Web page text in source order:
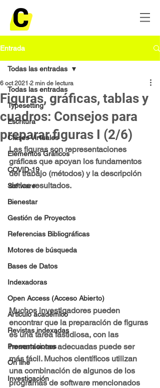
Entrada
Todas las entradas
Typesetting
Escritura
Clases Virtuales
Elementos Gráficos
COVID-19
Software
Bienestar
Gestión de Proyectos
Referencias Bibliográficas
Motores de búsqueda
Bases de Datos
Indexadoras
Open Access (Acceso Abierto)
Artículo académico
Revistas indexadas
Presentaciones
On line
Investigación
Todas las entradas
Figuras, gráficas, tablas y
cuadros: Consejos para
preparar figuras I (2/6)
6 oct 2021 2 min de lectura
Las figuras son representaciones
gráficas que apoyan los fundamentos
del trabajo (métodos) y la descripción
de los resultados.
Muchos investigadores pueden
encontrar que la preparación de figuras
es una tarea fastidiosa, con las
herramientas adecuadas puede ser
más fácil. Muchos científicos utilizan
una combinación de algunos de los
programas de software mencionados